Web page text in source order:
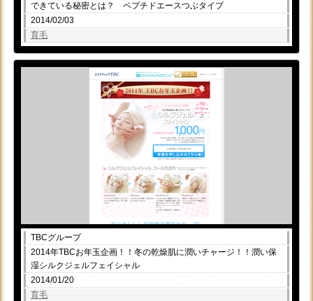
できている秘密とは？ ペプチドエースつぶタイプ
2014/02/03
育毛
TBCグループ
2014年TBCお年玉企画！！冬の乾燥肌に潤いチャージ！！潤い保
湿シルクジェルフェイシャル
2014/01/20
育毛